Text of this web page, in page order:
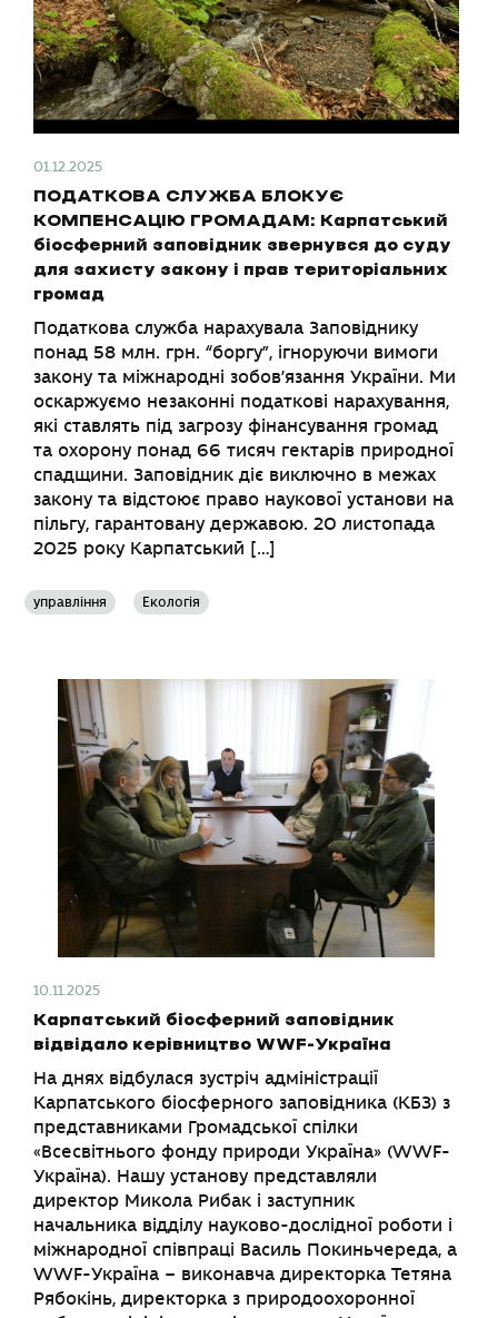
01.12.2025
ПОДАТКОВА СЛУЖБА БЛОКУЄ
КОМПЕНСАЦІЮ ГРОМАДАМ: Карпатський
біосферний заповідник звернувся до суду
для захисту закону і прав територіальних
громад
Податкова служба нарахувала Заповіднику
понад 58 млн. грн. “боргу”, ігноруючи вимоги
закону та міжнародні зобов’язання України. Ми
оскаржуємо незаконні податкові нарахування,
які ставлять під загрозу фінансування громад
та охорону понад 66 тисяч гектарів природної
спадщини. Заповідник діє виключно в межах
закону та відстоює право наукової установи на
пільгу, гарантовану державою. 20 листопада
2025 року Карпатський […]
управління Екологія
10.11.2025
Карпатський біосферний заповідник
відвідало керівництво WWF-Україна
На днях відбулася зустріч адміністрації
Карпатського біосферного заповідника (КБЗ) з
представниками Громадської спілки
«Всесвітнього фонду природи Україна» (WWF-
Україна). Нашу установу представляли
директор Микола Рибак і заступник
начальника відділу науково-дослідної роботи і
міжнародної співпраці Василь Покиньчереда, а
WWF-Україна – виконавча директорка Тетяна
Рябокінь, директорка з природоохоронної